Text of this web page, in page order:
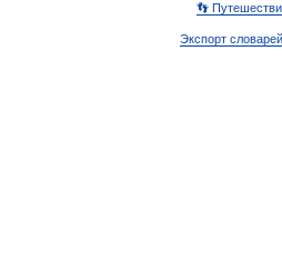
👣
Экспорт